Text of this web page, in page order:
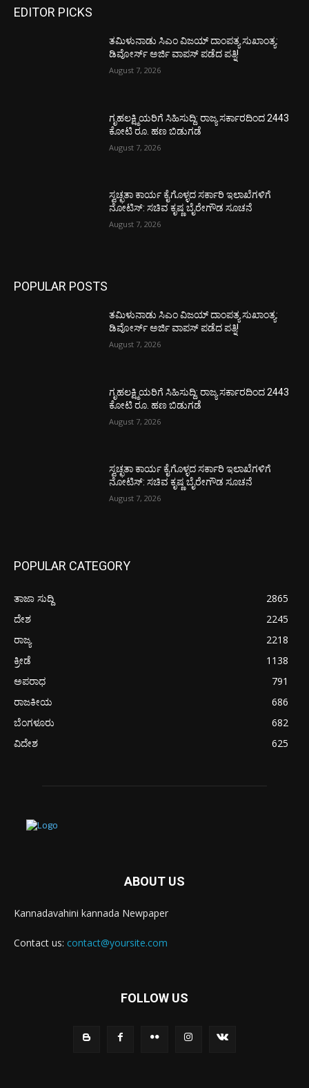
EDITOR PICKS
ತಮಿಳುನಾಡು ಸಿಎಂ ವಿಜಯ್‌ ದಾಂಪತ್ಯ ಸುಖಾಂತ್ಯ:
ಡಿವೋರ್ಸ್‌ ಅರ್ಜಿ ವಾಪಸ್‌ ಪಡೆದ ಪತ್ನಿ!
August 7, 2026
ಗೃಹಲಕ್ಷ್ಮಿಯರಿಗೆ ಸಿಹಿಸುದ್ದಿ: ರಾಜ್ಯ ಸರ್ಕಾರದಿಂದ 2443
ಕೋಟಿ ರೂ. ಹಣ ಬಿಡುಗಡೆ
August 7, 2026
ಸ್ವಚ್ಛತಾ ಕಾರ್ಯ ಕೈಗೊಳ್ಳದ ಸರ್ಕಾರಿ ಇಲಾಖೆಗಳಿಗೆ
ನೋಟಿಸ್: ಸಚಿವ ಕೃಷ್ಣ ಬೈರೇಗೌಡ ಸೂಚನೆ
August 7, 2026
POPULAR POSTS
ತಮಿಳುನಾಡು ಸಿಎಂ ವಿಜಯ್‌ ದಾಂಪತ್ಯ ಸುಖಾಂತ್ಯ:
ಡಿವೋರ್ಸ್‌ ಅರ್ಜಿ ವಾಪಸ್‌ ಪಡೆದ ಪತ್ನಿ!
August 7, 2026
ಗೃಹಲಕ್ಷ್ಮಿಯರಿಗೆ ಸಿಹಿಸುದ್ದಿ: ರಾಜ್ಯ ಸರ್ಕಾರದಿಂದ 2443
ಕೋಟಿ ರೂ. ಹಣ ಬಿಡುಗಡೆ
August 7, 2026
ಸ್ವಚ್ಛತಾ ಕಾರ್ಯ ಕೈಗೊಳ್ಳದ ಸರ್ಕಾರಿ ಇಲಾಖೆಗಳಿಗೆ
ನೋಟಿಸ್: ಸಚಿವ ಕೃಷ್ಣ ಬೈರೇಗೌಡ ಸೂಚನೆ
August 7, 2026
POPULAR CATEGORY
ತಾಜಾ ಸುದ್ದಿ
2865
ದೇಶ
2245
ರಾಜ್ಯ
2218
ಕ್ರೀಡೆ
1138
ಅಪರಾಧ
791
ರಾಜಕೀಯ
686
ಬೆಂಗಳೂರು
682
ವಿದೇಶ
625
ABOUT US
Kannadavahini kannada Newpaper
Contact us: contact@yoursite.com
FOLLOW US